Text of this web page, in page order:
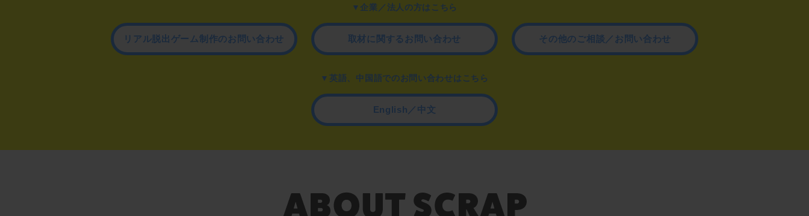
▼企業／法人の方はこちら
リアル脱出ゲーム制作のお問い合わせ 取材に関するお問い合わせ その他のご相談／お問い合わせ
▼英語、中国語でのお問い合わせはこちら
English／中文